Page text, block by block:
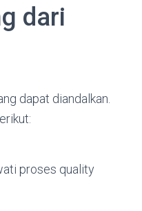
dari
dapat diandalkan.
proses quality